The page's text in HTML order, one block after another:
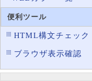
便利ツール
HTML構文チェック
ブラウザ表示確認